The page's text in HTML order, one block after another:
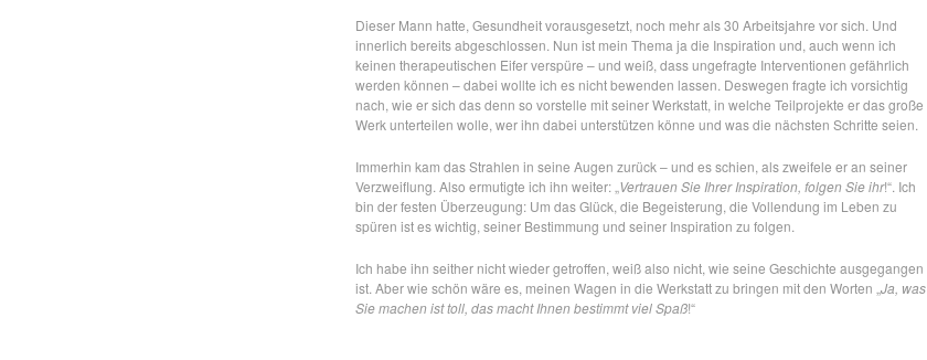
Dieser Mann hatte, Gesundheit vorausgesetzt, noch mehr als 30 Arbeitsjahre vor sich. Und
innerlich bereits abgeschlossen. Nun ist mein Thema ja die Inspiration und, auch wenn ich
keinen therapeutischen Eifer verspüre – und weiß, dass ungefragte Interventionen gefährlich
werden können – dabei wollte ich es nicht bewenden lassen. Deswegen fragte ich vorsichtig
nach, wie er sich das denn so vorstelle mit seiner Werkstatt, in welche Teilprojekte er das große
Werk unterteilen wolle, wer ihn dabei unterstützen könne und was die nächsten Schritte seien.
Immerhin kam das Strahlen in seine Augen zurück – und es schien, als zweifele er an seiner
Verzweiflung. Also ermutigte ich ihn weiter: „ Vertrauen Sie Ihrer Inspiration, folgen Sie ihr!“. Ich
bin der festen Überzeugung: Um das Glück, die Begeisterung, die Vollendung im Leben zu
spüren ist es wichtig, seiner Bestimmung und seiner Inspiration zu folgen.
Ich habe ihn seither nicht wieder getroffen, weiß also nicht, wie seine Geschichte ausgegangen
ist. Aber wie schön wäre es, meinen Wagen in die Werkstatt zu bringen mit den Worten „ Ja, was
Sie machen ist toll, das macht Ihnen bestimmt viel Spaß!“